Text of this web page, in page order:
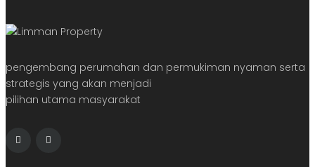
pengembang perumahan dan permukiman nyaman serta
strategis yang akan menjadi
pilihan utama masyarakat